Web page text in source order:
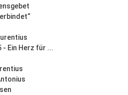
- Ein Herz für ...